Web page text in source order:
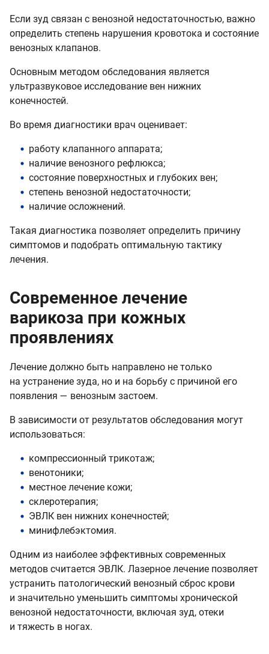
Если зуд связан с венозной недостаточностью, важно
определить степень нарушения кровотока и состояние
венозных клапанов.
Основным методом обследования является
ультразвуковое исследование вен нижних
конечностей.
Во время диагностики врач оценивает:
работу клапанного аппарата;
наличие венозного рефлюкса;
состояние поверхностных и глубоких вен;
степень венозной недостаточности;
наличие осложнений.
Такая диагностика позволяет определить причину
симптомов и подобрать оптимальную тактику
лечения.
Современное лечение
варикоза при кожных
проявлениях
Лечение должно быть направлено не только
на устранение зуда, но и на борьбу с причиной его
появления — венозным застоем.
В зависимости от результатов обследования могут
использоваться:
компрессионный трикотаж;
венотоники;
местное лечение кожи;
склеротерапия;
ЭВЛК вен нижних конечностей;
минифлебэктомия.
Одним из наиболее эффективных современных
методов считается ЭВЛК. Лазерное лечение позволяет
устранить патологический венозный сброс крови
и значительно уменьшить симптомы хронической
венозной недостаточности, включая зуд, отеки
и тяжесть в ногах.